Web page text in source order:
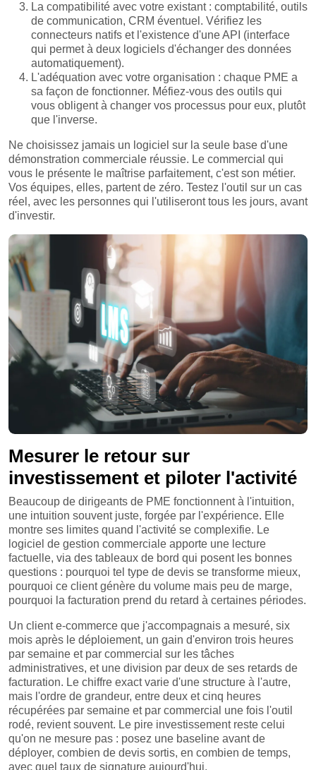
La compatibilité avec votre existant : comptabilité, outils
de communication, CRM éventuel. Vérifiez les
connecteurs natifs et l'existence d'une API (interface
qui permet à deux logiciels d'échanger des données
automatiquement).
L'adéquation avec votre organisation : chaque PME a
sa façon de fonctionner. Méfiez-vous des outils qui
vous obligent à changer vos processus pour eux, plutôt
que l'inverse.
Ne choisissez jamais un logiciel sur la seule base d'une
démonstration commerciale réussie. Le commercial qui
vous le présente le maîtrise parfaitement, c'est son métier.
Vos équipes, elles, partent de zéro. Testez l'outil sur un cas
réel, avec les personnes qui l'utiliseront tous les jours, avant
d'investir.
Mesurer le retour sur
investissement et piloter l'activité
Beaucoup de dirigeants de PME fonctionnent à l'intuition,
une intuition souvent juste, forgée par l'expérience. Elle
montre ses limites quand l'activité se complexifie. Le
logiciel de gestion commerciale apporte une lecture
factuelle, via des tableaux de bord qui posent les bonnes
questions : pourquoi tel type de devis se transforme mieux,
pourquoi ce client génère du volume mais peu de marge,
pourquoi la facturation prend du retard à certaines périodes.
Un client e-commerce que j'accompagnais a mesuré, six
mois après le déploiement, un gain d'environ trois heures
par semaine et par commercial sur les tâches
administratives, et une division par deux de ses retards de
facturation. Le chiffre exact varie d'une structure à l'autre,
mais l'ordre de grandeur, entre deux et cinq heures
récupérées par semaine et par commercial une fois l'outil
rodé, revient souvent. Le pire investissement reste celui
qu'on ne mesure pas : posez une baseline avant de
déployer, combien de devis sortis, en combien de temps,
avec quel taux de signature aujourd'hui.